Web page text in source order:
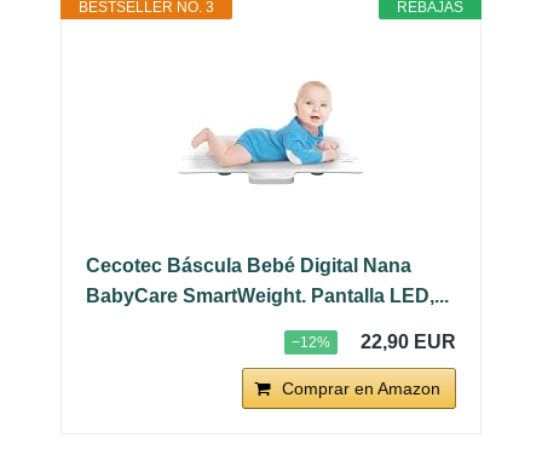
REBAJAS
BESTSELLER NO. 3
Cecotec Báscula Bebé Digital Nana
BabyCare SmartWeight. Pantalla LED,...
−12% 22,90 EUR
Comprar en Amazon